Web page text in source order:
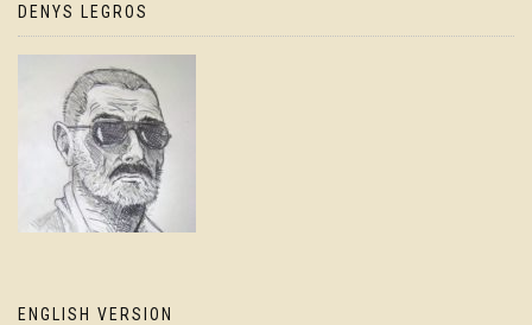
DENYS LEGROS
ENGLISH VERSION